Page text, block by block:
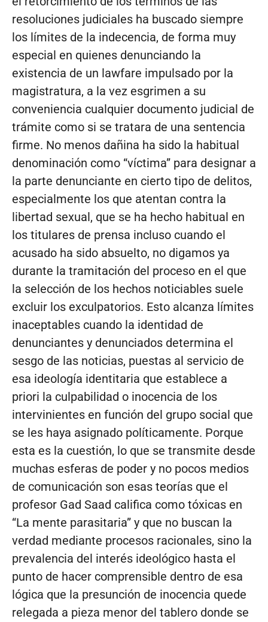
resoluciones judiciales ha buscado siempre
los límites de la indecencia, de forma muy
especial en quienes denunciando la
existencia de un lawfare impulsado por la
magistratura, a la vez esgrimen a su
conveniencia cualquier documento judicial de
trámite como si se tratara de una sentencia
firme. No menos dañina ha sido la habitual
denominación como “víctima” para designar a
la parte denunciante en cierto tipo de delitos,
especialmente los que atentan contra la
libertad sexual, que se ha hecho habitual en
los titulares de prensa incluso cuando el
acusado ha sido absuelto, no digamos ya
durante la tramitación del proceso en el que
la selección de los hechos noticiables suele
excluir los exculpatorios. Esto alcanza límites
inaceptables cuando la identidad de
denunciantes y denunciados determina el
sesgo de las noticias, puestas al servicio de
esa ideología identitaria que establece a
priori la culpabilidad o inocencia de los
intervinientes en función del grupo social que
se les haya asignado políticamente. Porque
esta es la cuestión, lo que se transmite desde
muchas esferas de poder y no pocos medios
de comunicación son esas teorías que el
profesor Gad Saad califica como tóxicas en
“La mente parasitaria” y que no buscan la
verdad mediante procesos racionales, sino la
prevalencia del interés ideológico hasta el
punto de hacer comprensible dentro de esa
lógica que la presunción de inocencia quede
relegada a pieza menor del tablero donde se